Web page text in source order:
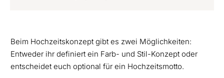
Beim Hochzeitskonzept gibt es zwei Möglichkeiten:
Entweder ihr definiert ein Farb- und Stil-Konzept oder
entscheidet euch optional für ein Hochzeitsmotto.